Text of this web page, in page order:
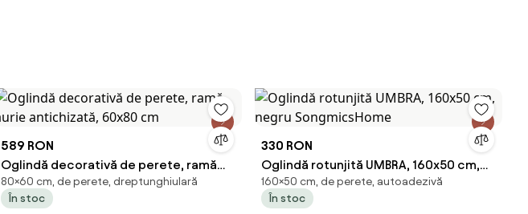
589 RON
Oglindă decorativă de perete, ramă
aurie antichizată, 60x80 cm
80×60 cm, de perete, dreptunghiulară
În stoc
330 RON
Oglindă rotunjită UMBRA, 160x50 cm,
negru SongmicsHome
160×50 cm, de perete, autoadezivă
În stoc